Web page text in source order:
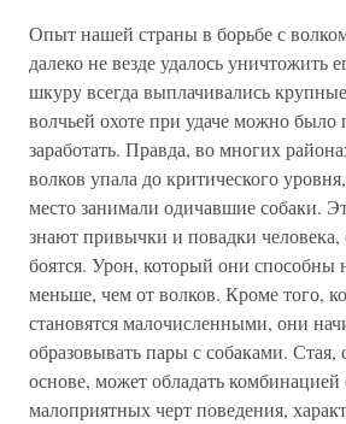
Опыт нашей страны в борьбе с
далеко не везде удалось уничтожить
шкуру всегда выплачивались
волчьей охоте при удаче можно было
заработать. Правда, во многих
волков упала до критического
место занимали одичавшие собаки.
знают привычки и повадки человека,
боятся. Урон, который они способны
меньше, чем от волков. Кроме того,
становятся малочисленными, они
образовывать пары с собаками. Стая,
основе, может обладать
малоприятных черт поведения,